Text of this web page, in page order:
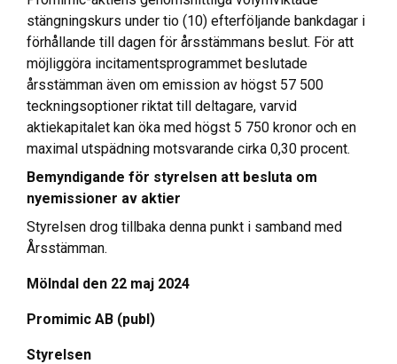
stängningskurs under tio (10) efterföljande bankdagar i
förhållande till dagen för årsstämmans beslut. För att
möjliggöra incitamentsprogrammet beslutade
årsstämman även om emission av högst 57 500
teckningsoptioner riktat till deltagare, varvid
aktiekapitalet kan öka med högst 5 750 kronor och en
maximal utspädning motsvarande cirka 0,30 procent.
Bemyndigande för styrelsen att besluta om
nyemissioner av aktier
Styrelsen drog tillbaka denna punkt i samband med
Årsstämman.
Mölndal den 22 maj 2024
Promimic AB (publ)
Styrelsen